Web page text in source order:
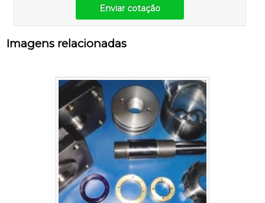
Enviar cotação
Imagens relacionadas